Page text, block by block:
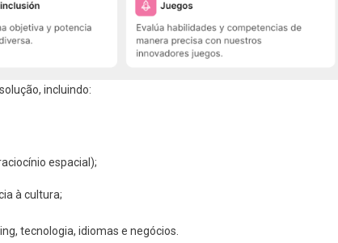
incluindo:
espacial);
à cultura;
tecnologia, idiomas e negócios.